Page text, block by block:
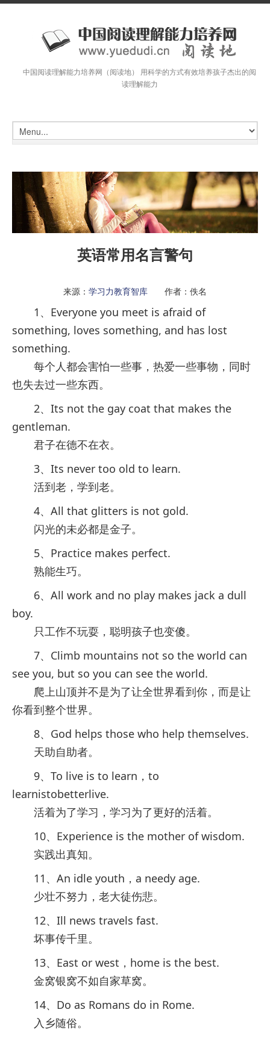
中国阅读理解能力培养网（阅读地） 用科学的方式有效培养孩子杰出的阅
读理解能力
英语常用名言警句
来源： 学习力教育智库 作者：佚名
1、Everyone you meet is afraid of
something, loves something, and has lost
something.
每个人都会害怕一些事，热爱一些事物，同时
也失去过一些东西。
2、Its not the gay coat that makes the
gentleman.
君子在德不在衣。
3、Its never too old to learn.
活到老，学到老。
4、All that glitters is not gold.
闪光的未必都是金子。
5、Practice makes perfect.
熟能生巧。
6、All work and no play makes jack a dull
boy.
只工作不玩耍，聪明孩子也变傻。
7、Climb mountains not so the world can
see you, but so you can see the world.
爬上山顶并不是为了让全世界看到你，而是让
你看到整个世界。
8、God helps those who help themselves.
天助自助者。
9、To live is to learn，to
learnistobetterlive.
活着为了学习，学习为了更好的活着。
10、Experience is the mother of wisdom.
实践出真知。
11、An idle youth，a needy age.
少壮不努力，老大徒伤悲。
12、Ill news travels fast.
坏事传千里。
13、East or west，home is the best.
金窝银窝不如自家草窝。
14、Do as Romans do in Rome.
入乡随俗。